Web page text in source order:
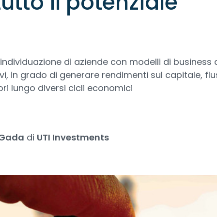
di aziende con modelli di business
in grado di generare rendimenti sul capitale,
lungo diversi cicli economici
di UTI Investments